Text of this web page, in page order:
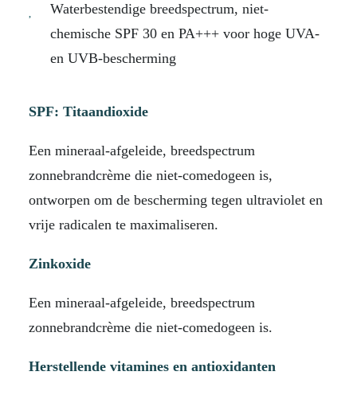
Waterbestendige breedspectrum, niet-
chemische SPF 30 en PA+++ voor hoge UVA-
en UVB-bescherming
SPF: Titaandioxide
Een mineraal-afgeleide, breedspectrum
zonnebrandcrème die niet-comedogeen is,
ontworpen om de bescherming tegen ultraviolet en
vrije radicalen te maximaliseren.
Zinkoxide
Een mineraal-afgeleide, breedspectrum
zonnebrandcrème die niet-comedogeen is.
Herstellende vitamines en antioxidanten